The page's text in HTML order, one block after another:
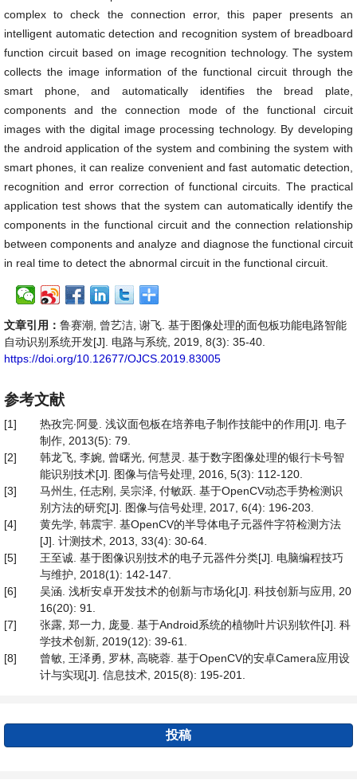
complex to check the connection error, this paper presents an
intelligent automatic detection and recognition system of breadboard
function circuit based on image recognition technology. The system
collects the image information of the functional circuit through the
smart phone, and automatically identifies the bread plate,
components and the connection mode of the functional circuit
images with the digital image processing technology. By developing
the android application of the system and combining the system with
smart phones, it can realize convenient and fast automatic detection,
recognition and error correction of functional circuits. The practical
application test shows that the system can automatically identify the
components in the functional circuit and the connection relationship
between components and analyze and diagnose the functional circuit
in real time to detect the abnormal circuit in the functional circuit.
文章引用： 鲁赛潮, 曾艺洁, 谢飞. 基于图像处理的面包板功能电路智能
自动识别系统开发[J]. 电路与系统, 2019, 8(3): 35-40.
https://doi.org/10.12677/OJCS.2019.83005
参考文献
[1]
热孜完∙阿曼. 浅议面包板在培养电子制作技能中的作用[J]. 电子
制作, 2013(5): 79.
[2]
韩龙飞, 李婉, 曾曙光, 何慧灵. 基于数字图像处理的银行卡号智
能识别技术[J]. 图像与信号处理, 2016, 5(3): 112-120.
[3]
马州生, 任志刚, 吴宗泽, 付敏跃. 基于OpenCV动态手势检测识
别方法的研究[J]. 图像与信号处理, 2017, 6(4): 196-203.
[4]
黄先学, 韩震宇. 基OpenCV的半导体电子元器件字符检测方法
[J]. 计测技术, 2013, 33(4): 30-64.
[5]
王至诚. 基于图像识别技术的电子元器件分类[J]. 电脑编程技巧
与维护, 2018(1): 142-147.
[6]
吴涵. 浅析安卓开发技术的创新与市场化[J]. 科技创新与应用, 20
16(20): 91.
[7]
张露, 郑一力, 庞曼. 基于Android系统的植物叶片识别软件[J]. 科
学技术创新, 2019(12): 39-61.
[8]
曾敏, 王泽勇, 罗林, 高晓蓉. 基于OpenCV的安卓Camera应用设
计与实现[J]. 信息技术, 2015(8): 195-201.
投稿